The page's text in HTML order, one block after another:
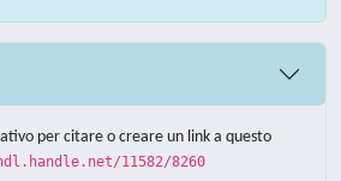
per citare o creare un link a questo
11582/8260